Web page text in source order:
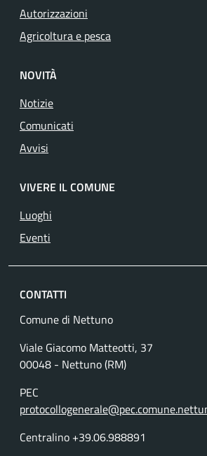
Autorizzazioni
Agricoltura e pesca
NOVITÀ
Notizie
Comunicati
Avvisi
VIVERE IL COMUNE
Luoghi
Eventi
CONTATTI
Comune di Nettuno
Viale Giacomo Matteotti, 37
00048 - Nettuno (RM)
PEC
Centralino +39.06.988891